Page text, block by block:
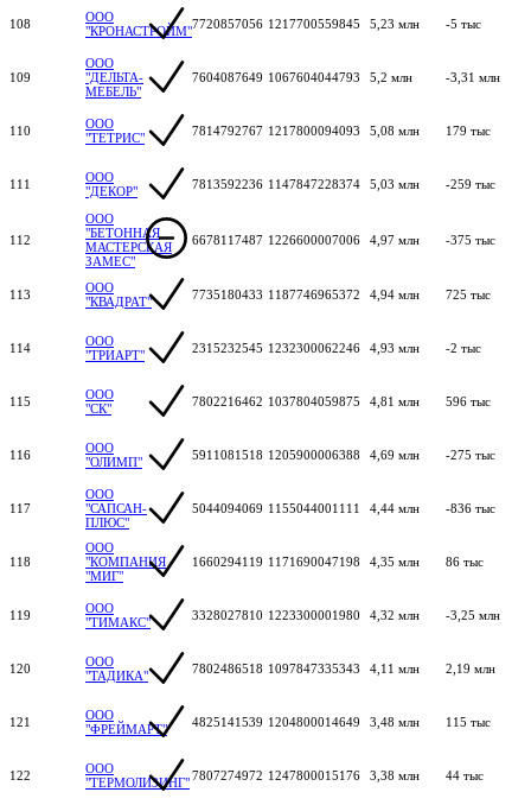
108
ООО
"КРОНАСТРОЙМ"7720857056 1217700559845 5,23 млн -5 тыс
109
ООО
"ДЕЛЬТА-
МЕБЕЛЬ"
7604087649 1067604044793 5,2 млн -3,31 млн
110
ООО
"ТЕТРИС"
7814792767 1217800094093 5,08 млн 179 тыс
111
ООО
"ДЕКОР"
7813592236 1147847228374 5,03 млн -259 тыс
112
ООО
"БЕТОННАЯ
МАСТЕРСКАЯ
ЗАМЕС"
6678117487 1226600007006 4,97 млн -375 тыс
113
ООО
"КВАДРАТ"
7735180433 1187746965372 4,94 млн 725 тыс
114
ООО
"ТРИАРТ"
2315232545 1232300062246 4,93 млн -2 тыс
115
ООО
"СК"
7802216462 1037804059875 4,81 млн 596 тыс
116
ООО
"ОЛИМП"
5911081518 1205900006388 4,69 млн -275 тыс
117
ООО
"САПСАН-
ПЛЮС"
5044094069 1155044001111 4,44 млн -836 тыс
118
ООО
"КОМПАНИЯ
"МИГ"
1660294119 1171690047198 4,35 млн 86 тыс
119
ООО
"ТИМАКС"
3328027810 1223300001980 4,32 млн -3,25 млн
120
ООО
"ТАДИКА"
7802486518 1097847335343 4,11 млн 2,19 млн
121
ООО
"ФРЕЙМАРТ"
4825141539 1204800014649 3,48 млн 115 тыс
122
ООО
"ТЕРМОЛИЗИНГ"7807274972 1247800015176 3,38 млн 44 тыс